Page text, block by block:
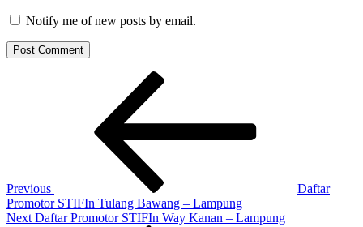
Notify me of new posts by email.
Previous
Daftar
Promotor STIFIn Tulang Bawang – Lampung
Next
Next Daftar Promotor STIFIn Way Kanan – Lampung